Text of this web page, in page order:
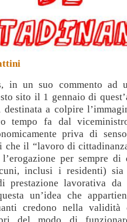
in un suo commento ad
sito il 1 gennaio di
destinata a colpire
tempo fa dal
priva di senso
che il “lavoro di
per sempre
inclusi i residenti) sia
prestazione lavorativa
un’idea che
credono nella